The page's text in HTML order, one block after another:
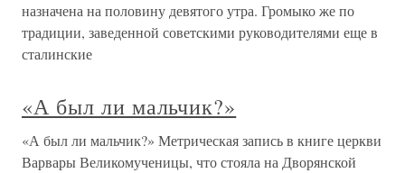
назначена на половину девятого утра. Громыко же по
традиции, заведенной советскими руководителями еще в
сталинские
«А был ли мальчик?»
«А был ли мальчик?» Метрическая запись в книге церкви
Варвары Великомученицы, что стояла на Дворянской